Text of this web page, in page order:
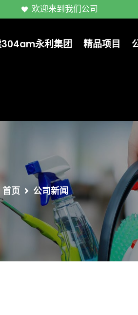
欢迎来到我们公司
永利集团 精品项目
首页 公司新闻